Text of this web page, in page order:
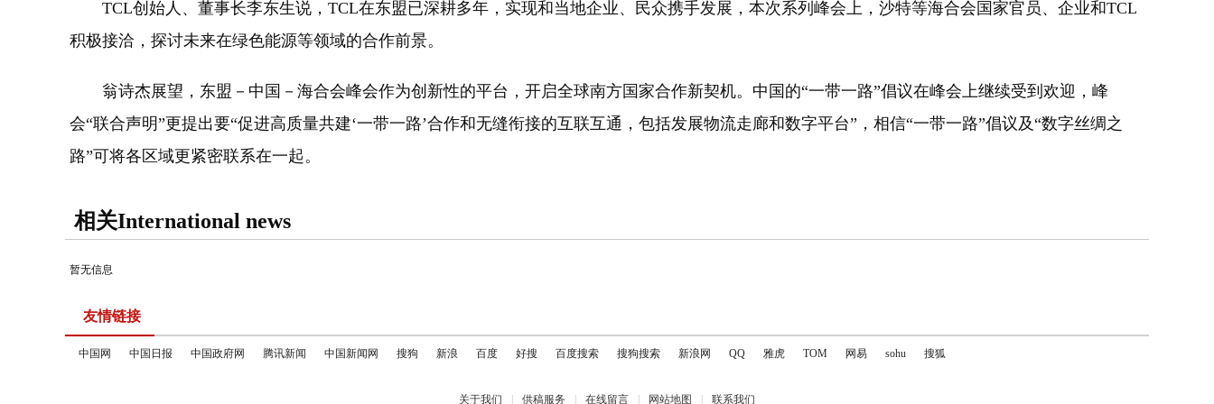
TCL创始人、董事长李东生说，TCL在东盟已深耕多年，实现和当地企业、民众携手发展，本次系列峰会上，沙特等海合会国家官员、企业和TCL
积极接洽，探讨未来在绿色能源等领域的合作前景。
翁诗杰展望，东盟－中国－海合会峰会作为创新性的平台，开启全球南方国家合作新契机。中国的“一带一路”倡议在峰会上继续受到欢迎，峰
会“联合声明”更提出要“促进高质量共建‘一带一路’合作和无缝衔接的互联互通，包括发展物流走廊和数字平台”，相信“一带一路”倡议及“数字丝绸之
路”可将各区域更紧密联系在一起。
相关International news
暂无信息
友情链接
中国网 中国日报 中国政府网 腾讯新闻 中国新闻网 搜狗 新浪 百度 好搜 百度搜索 搜狗搜索 新浪网 QQ 雅虎 TOM 网易 sohu 搜狐
关于我们 供稿服务 在线留言 网站地图 联系我们